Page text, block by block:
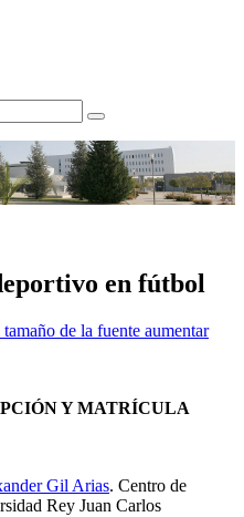
en fútbol
de la fuente aumentar
Y MATRÍCULA
Gil Arias. Centro de
Rey Juan Carlos